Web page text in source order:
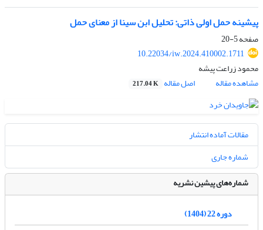
پیشینه حمل اولی ذاتی: تحلیل ابن سینا از معنای حمل
صفحه5-20
10.22034/iw.2024.410002.1711
محمود زراعت پیشه
مشاهده مقاله
اصل مقاله 217.04 K
مقالات آماده انتشار
شماره جاری
شماره‌های پیشین نشریه
دوره 22 (1404)